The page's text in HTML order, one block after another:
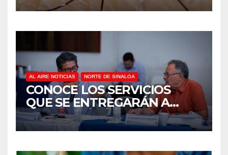
AL AIRE NOTICIAS NORTE DE SINALOA
CONOCE LOS SERVICIOS
QUE SE ENTREGARÁN A
JUAN JOSÉ RÍOS